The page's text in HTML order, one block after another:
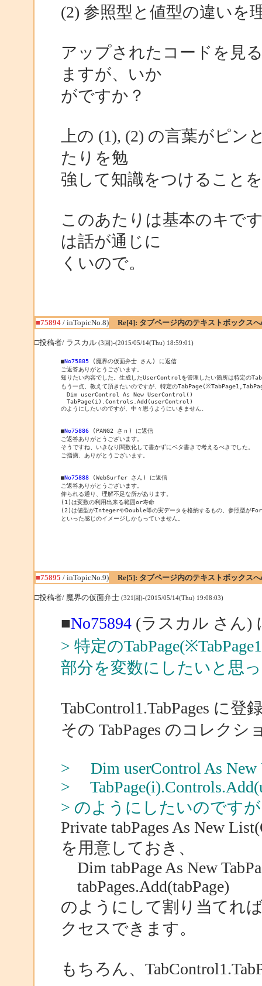
(2) 参照型と値型の違いを
アップされたコードを見
ますが、いか
がですか？
上の (1), (2) の言葉がピ
たりを勉
強して知識をつけること
このあたりは基本のキで
は話が通じに
くいので。
■75894/ inTopicNo.8) Re[4]: タブページ内のテキストボックス
□投稿者/ ラスカル (3回)-(2015/05/14(Thu) 18:59:01)
■No75885 (魔界の仮面弁士 さん) に返信
ご返答ありがとうございます。
知りたい内容でした。生成したUserControlを管理したい箇所は特定の
もう一点、教えて頂きたいのですが、特定の
Dim userControl As New UserControl()
TabPage(i).Controls.Add(userControl)
のようにしたいのですが、中々思うようにいきません。
■No75886 (PANG2 さｎ) に返信
ご返答ありがとうございます。
そうですね、いきなり関数化して書かずにベタ書きで考えるべきでした。
ご指摘、ありがとうございます。
■No75888 (WebSurfer さん) に返信
ご返答ありがとうございます。
仰られる通り、理解不足な所があります。
(1)は変数の利用出来る範囲or寿命
(2)は値型がIntegerやDouble等の実データを格納するもの、参照型が
といった感じのイメージしかもっていません。
■75895 / inTopicNo.9) Re[5]: タブページ内のテキストボックス
□投稿者/ 魔界の仮面弁士 (321回)-(2015/05/14(Thu) 19:08:03)
■No75894(ラスカル さん)
> 特定の
部分を変数にしたいと思
TabControl1.TabPages に
その TabPages のコレク
> Dim userControl As New
>
> のようにしたいのです
Private tabPages As New
を用意しておき、
Dim tabPage As New
tabPages.Add(tabPage)
のようにして割り当てれ
クセスできます。
もちろん、